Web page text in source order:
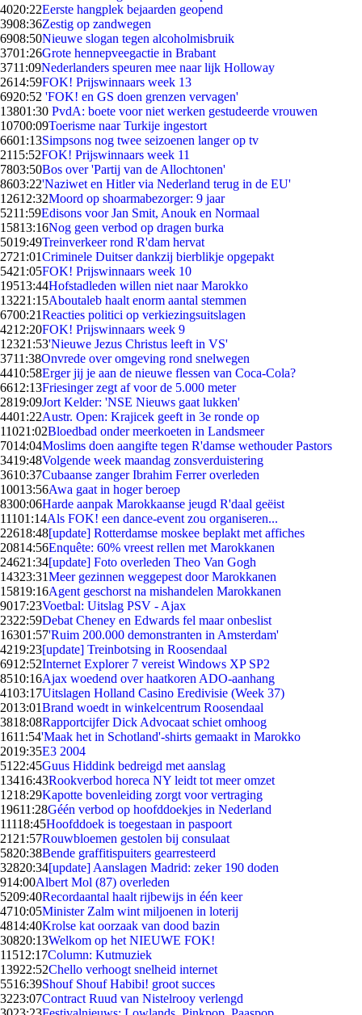
4020:22Eerste hangplek bejaarden geopend
3908:36Zestig op zandwegen
6908:50Nieuwe slogan tegen alcoholmisbruik
3701:26Grote hennepveegactie in Brabant
3711:09Nederlanders speuren mee naar lijk Holloway
2614:59FOK! Prijswinnaars week 13
6920:52 'FOK! en GS doen grenzen vervagen'
13801:30 PvdA: boete voor niet werken gestudeerde vrouwen
10700:09Toerisme naar Turkije ingestort
6601:13Simpsons nog twee seizoenen langer op tv
2115:52FOK! Prijswinnaars week 11
7803:50Bos over 'Partij van de Allochtonen'
8603:22'Naziwet en Hitler via Nederland terug in de EU'
12612:32Moord op shoarmabezorger: 9 jaar
5211:59Edisons voor Jan Smit, Anouk en Normaal
15813:16Nog geen verbod op dragen burka
5019:49Treinverkeer rond R'dam hervat
2721:01Criminele Duitser dankzij bierblikje opgepakt
5421:05FOK! Prijswinnaars week 10
19513:44Hofstadleden willen niet naar Marokko
13221:15Aboutaleb haalt enorm aantal stemmen
6700:21Reacties politici op verkiezingsuitslagen
4212:20FOK! Prijswinnaars week 9
12321:53'Nieuwe Jezus Christus leeft in VS'
3711:38Onvrede over omgeving rond snelwegen
4410:58Erger jij je aan de nieuwe flessen van Coca-Cola?
6612:13Friesinger zegt af voor de 5.000 meter
2819:09Jort Kelder: 'NSE Nieuws gaat lukken'
4401:22Austr. Open: Krajicek geeft in 3e ronde op
11021:02Bloedbad onder meerkoeten in Landsmeer
7014:04Moslims doen aangifte tegen R'damse wethouder Pastors
3419:48Volgende week maandag zonsverduistering
3610:37Cubaanse zanger Ibrahim Ferrer overleden
10013:56Awa gaat in hoger beroep
8300:06Harde aanpak Marokkaanse jeugd R'daal geëist
11101:14Als FOK! een dance-event zou organiseren...
22618:48[update] Rotterdamse moskee beplakt met affiches
20814:56Enquête: 60% vreest rellen met Marokkanen
24621:34[update] Foto overleden Theo Van Gogh
14323:31Meer gezinnen weggepest door Marokkanen
15819:16Agent geschorst na mishandelen Marokkanen
9017:23Voetbal: Uitslag PSV - Ajax
2322:59Debat Cheney en Edwards fel maar onbeslist
16301:57'Ruim 200.000 demonstranten in Amsterdam'
4219:23[update] Treinbotsing in Roosendaal
6912:52Internet Explorer 7 vereist Windows XP SP2
8510:16Ajax woedend over haatkoren ADO-aanhang
4103:17Uitslagen Holland Casino Eredivisie (Week 37)
2013:01Brand woedt in winkelcentrum Roosendaal
3818:08Rapportcijfer Dick Advocaat schiet omhoog
1611:54'Maak het in Schotland'-shirts gemaakt in Marokko
2019:35E3 2004
51 22:45Guus Hiddink bedreigd met aanslag
13416:43Rookverbod horeca NY leidt tot meer omzet
1218:29Kapotte bovenleiding zorgt voor vertraging
19611:28Géén verbod op hoofddoekjes in Nederland
11118:45Hoofddoek is toegestaan in paspoort
21 21:57Rouwbloemen gestolen bij consulaat
5820:38Bende graffitispuiters gearresteerd
32820:34[update] Aanslagen Madrid: zeker 190 doden
914:00Albert Mol (87) overleden
5209:40Recordaantal haalt rijbewijs in één keer
4710:05Minister Zalm wint miljoenen in loterij
4814:40Krolse kat oorzaak van dood bazin
30820:13Welkom op het NIEUWE FOK!
11512:17Column: Kutmuziek
13922:52Chello verhoogt snelheid internet
5516:39Shouf Shouf Habibi! groot succes
3223:07Contract Ruud van Nistelrooy verlengd